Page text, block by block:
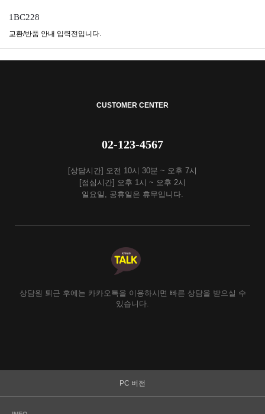
1BC228
교환/반품 안내 입력전입니다.
CUSTOMER CENTER
02-123-4567
[상담시간] 오전 10시 30분 ~ 오후 7시
[점심시간] 오후 1시 ~ 오후 2시
일요일, 공휴일은 휴무입니다.
상담원 퇴근 후에는 카카오톡을 이용하시면 빠른 상담을 받으실 수
있습니다.
PC 버전